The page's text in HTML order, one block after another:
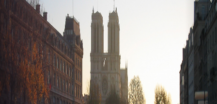
Previous